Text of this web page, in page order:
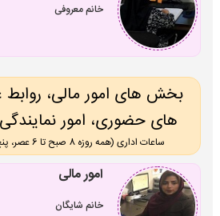
خانم معروفی
بخش های امور مالی،
های حضوری، امور
ساعات اداری (همه روزه 8 صبح تا 6 عصر، پنج شنبه ها تا 3 عصر )
امور مالی
خانم شایگان